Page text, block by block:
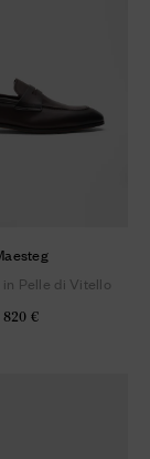
Pelle di Vitello
820 €